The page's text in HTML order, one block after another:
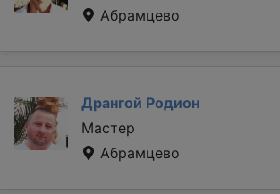
Абрамцево
Дрангой Родион
Мастер
Абрамцево